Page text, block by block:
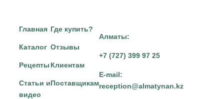
Главная
Каталог
Рецепты
Статьи и
видео
Где купить?
Отзывы
Клиентам
Поставщикам
Алматы:
+7 (727) 399 97 25
E-mail:
reception@almatynan.kz